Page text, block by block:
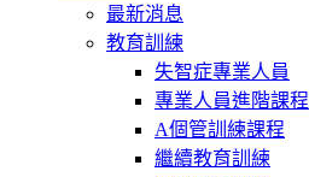
最新消息
教育訓練
失智症專業人員
專業人員進階課程
A個管訓練課程
繼續教育訓練